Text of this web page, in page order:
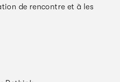
de rencontre et à les